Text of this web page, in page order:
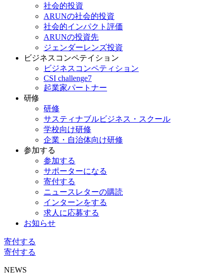
社会的投資
ARUNの社会的投資
社会的インパクト評価
ARUNの投資先
ジェンダーレンズ投資
ビジネスコンペテイション
ビジネスコンペティション
CSI challenge7
起業家パートナー
研修
研修
サスティナブルビジネス・スクール
学校向け研修
企業・自治体向け研修
参加する
参加する
サポーターになる
寄付する
ニュースレターの購読
インターンをする
求人に応募する
お知らせ
寄付する
寄付する
NEWS